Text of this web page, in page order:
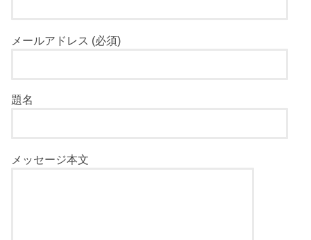
メールアドレス (必須)
題名
メッセージ本文